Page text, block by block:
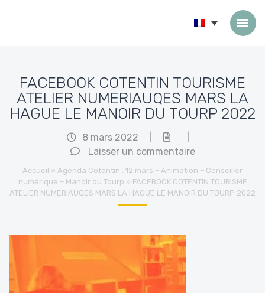
FACEBOOK COTENTIN TOURISME
ATELIER NUMERIAUQES MARS LA
HAGUE LE MANOIR DU TOURP 2022
8 mars 2022
Laisser un commentaire
Accueil » Agenda Cotentin : 12 mars – Animation – Conseiller
numérique – Manoir du Tourp » FACEBOOK COTENTIN TOURISME
ATELIER NUMERIAUQES MARS LA HAGUE LE MANOIR DU TOURP 2022